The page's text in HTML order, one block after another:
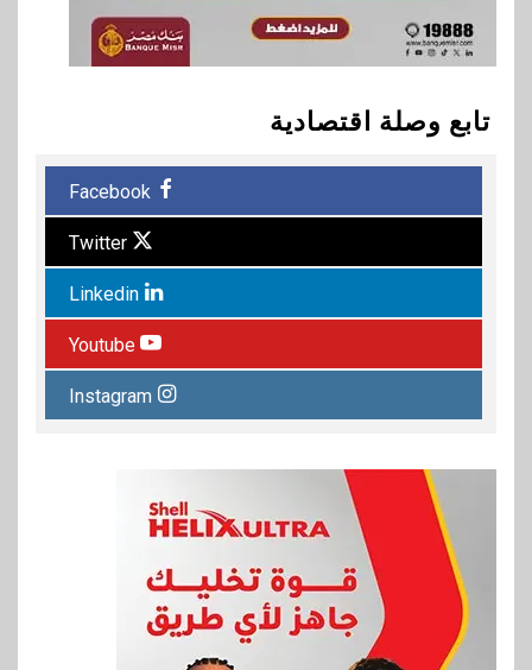
تابع وصلة اقتصادية
Facebook
Twitter
Linkedin
Youtube
Instagram